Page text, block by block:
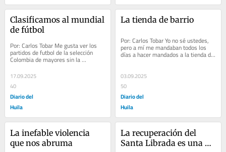
Clasificamos al mundial
de fútbol
Por: Carlos Tobar Me gusta ver los
partidos de futbol de la selección
Colombia de mayores sin la
compañía de nadie. Por una razón
muy sencilla: me...
17.09.2025
40
Diario del
Huila
La tienda de barrio
Por: Carlos Tobar Yo no sé ustedes,
pero a mí me mandaban todos los
días a hacer mandados a la tienda de
03.09.2025
50
Diario del
Huila
La inefable violencia
que nos abruma
La recuperación del
Santa Librada es una